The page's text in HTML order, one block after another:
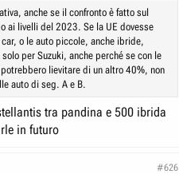
anche se il confronto è fatto sul
ai livelli del 2023. Se la UE dovesse
o le auto piccole, anche ibride,
per Suzuki, anche perché se con le
lievitare di un altro 40%, non
auto di seg. A e B.
tra pandina e 500 ibrida
in futuro
#626